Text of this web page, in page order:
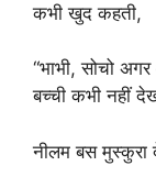
कभी खुद कहती,
“भाभी, सोचो
बच्ची कभी नहीं
नीलम बस मुस्कुरा